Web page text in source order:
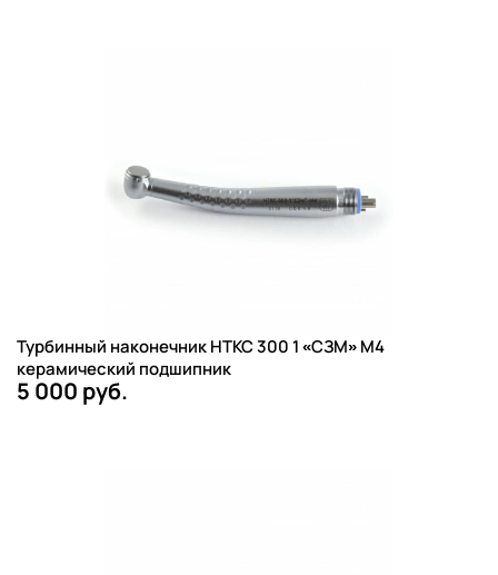
Турбинный наконечник НТКС 300 1 «СЗМ» М4
керамический подшипник
5 000 руб.